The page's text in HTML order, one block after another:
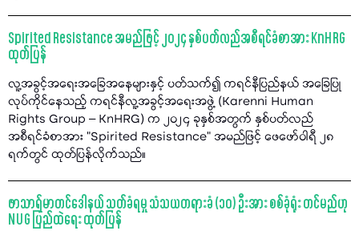
Spirited Resistance အမည်ဖြင့် ၂၀၂၄ နှစ်ပတ်လည်အစီရင်ခံစာအား KnHRG
ထုတ်ပြန်
လူ့အခွင့်အရေးအခြေအနေများနှင့် ပတ်သက်၍ ကရင်နီပြည်နယ် အခြေပြု
လုပ်ကိုင်နေသည့် ကရင်နီလူ့အခွင့်အရေးအဖွဲ့ (Karenni Human
Rights Group – KnHRG) က ၂၀၂၄ ခုနှစ်အတွက် နှစ်ပတ်လည်
အစီရင်ခံစာအား "Spirited Resistance” အမည်ဖြင့် ဖေဖော်ဝါရီ ၂၈
ရက်တွင် ထုတ်ပြန်လိုက်သည်။
ဖာသာရ်မာတင်ဒေါနယ် သတ်ခံရမှု သံသယတရားခံ (၁၀) ဦးအား စစ်ခုံရုံး တင်မည်ဟု
NUG ပြည်ထဲရေး ထုတ်ပြန်